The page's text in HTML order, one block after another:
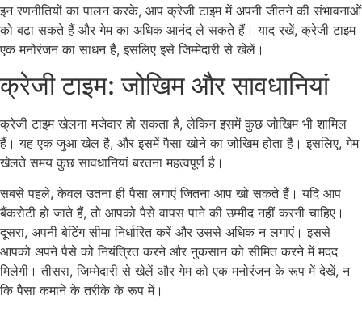
इन रणनीतियों का पालन करके, आप क्रेजी टाइम में अपनी जीतने की संभावनाओं
को बढ़ा सकते हैं और गेम का अधिक आनंद ले सकते हैं। याद रखें, क्रेजी टाइम
एक मनोरंजन का साधन है, इसलिए इसे जिम्मेदारी से खेलें।
क्रेजी टाइम: जोखिम और सावधानियां
क्रेजी टाइम खेलना मजेदार हो सकता है, लेकिन इसमें कुछ जोखिम भी शामिल
हैं। यह एक जुआ खेल है, और इसमें पैसा खोने का जोखिम होता है। इसलिए, गेम
खेलते समय कुछ सावधानियां बरतना महत्वपूर्ण है।
सबसे पहले, केवल उतना ही पैसा लगाएं जितना आप खो सकते हैं। यदि आप
बैंकरोटी हो जाते हैं, तो आपको पैसे वापस पाने की उम्मीद नहीं करनी चाहिए।
दूसरा, अपनी बेटिंग सीमा निर्धारित करें और उससे अधिक न लगाएं। इससे
आपको अपने पैसे को नियंत्रित करने और नुकसान को सीमित करने में मदद
मिलेगी। तीसरा, जिम्मेदारी से खेलें और गेम को एक मनोरंजन के रूप में देखें, न
कि पैसा कमाने के तरीके के रूप में।